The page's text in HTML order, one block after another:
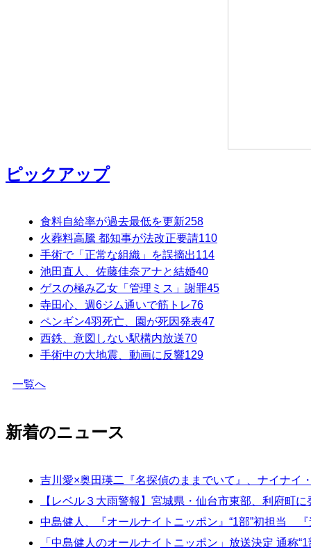
ピックアップ
食料自給率が過去最低を更新258
火葬料高騰 都知事が法改正要請110
手術で「正常な組織」を誤摘出114
池田直人、佐藤佳奈アナと結婚40
ゲスの極み乙女「管理ミス」謝罪45
寺田心、週6ジム通いで筋トレ76
ペンギン4羽死亡、園が死因発表47
西鉄、意図しない駅構内放送70
手術中の大地震、動画に反響129
一覧へ
新着のニュース
吉川愛×奥田瑛二『名探偵のままでいて』、ナイナイ
【レベル３大雨警報】宮城県・仙台市東部、利府町に
中島健人、『オールナイトニッポン』“1部”初担当
「中島健人のオールナイトニッポン」放送決定 通称